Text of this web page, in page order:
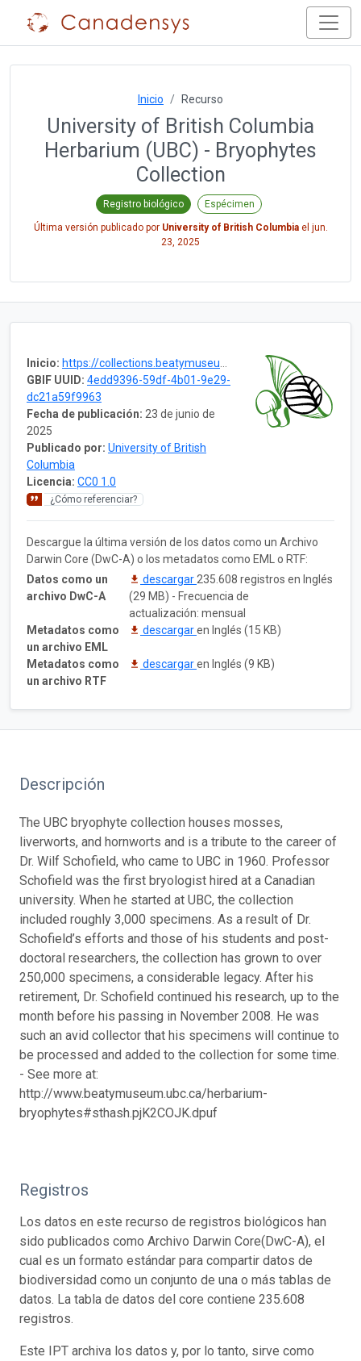
Inicio Recurso
University of British Columbia
Herbarium (UBC) - Bryophytes
Collection
Registro biológico Espécimen
Última versión publicado por University of British Columbiael jun.
23, 2025
Inicio: https://collections.beatymuseum.ubc.ca/dataset/4edd9396-59df-4b01-9e29-dc21a59f9963
GBIF UUID: 4edd9396-59df-4b01-9e29-
dc21a59f9963
Fecha de publicación: 23 de junio de
2025
Publicado por: University of British
Columbia
Licencia: CC0 1.0
¿Cómo referenciar?
Descargue la última versión de los datos como un Archivo
Darwin Core (DwC-A) o los metadatos como EML o RTF:
Datos como un
archivo DwC-A
descargar 235.608 registros en Inglés
(29 MB) - Frecuencia de
actualización: mensual
Metadatos como
un archivo EML
descargaren Inglés (15 KB)
Metadatos como
un archivo RTF
descargaren Inglés (9 KB)
Descripción
The UBC bryophyte collection houses mosses,
liverworts, and hornworts and is a tribute to the career of
Dr. Wilf Schofield, who came to UBC in 1960. Professor
Schofield was the first bryologist hired at a Canadian
university. When he started at UBC, the collection
included roughly 3,000 specimens. As a result of Dr.
Schofield’s efforts and those of his students and post-
doctoral researchers, the collection has grown to over
250,000 specimens, a considerable legacy. After his
retirement, Dr. Schofield continued his research, up to the
month before his passing in November 2008. He was
such an avid collector that his specimens will continue to
be processed and added to the collection for some time.
- See more at:
http://www.beatymuseum.ubc.ca/herbarium-
bryophytes#sthash.pjK2COJK.dpuf
Registros
Los datos en este recurso de registros biológicos han
sido publicados como Archivo Darwin Core(DwC-A), el
cual es un formato estándar para compartir datos de
biodiversidad como un conjunto de una o más tablas de
datos. La tabla de datos del core contiene 235.608
registros.
Este IPT archiva los datos y, por lo tanto, sirve como